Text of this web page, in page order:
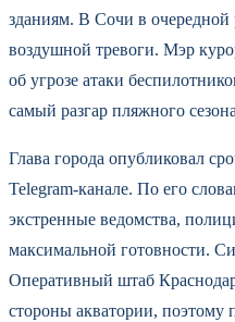
зданиям. В Сочи в
воздушной тревоги. Мэр
об угрозе атаки
самый разгар пляжного
Глава города опубликовал
Telegram-канале. По его
экстренные ведомства,
максимальной готовности.
Оперативный штаб
стороны акватории, поэтому